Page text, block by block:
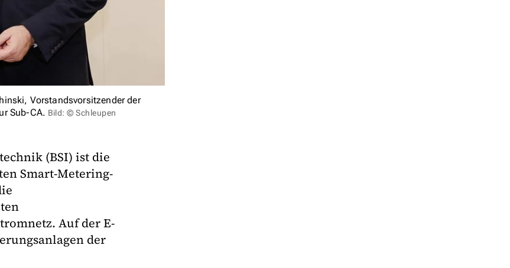
Vorstandsvorsitzender der
Sub-CA. Bild: © Schleupen
(BSI) ist die
Smart-Metering-
Auf der E-
der